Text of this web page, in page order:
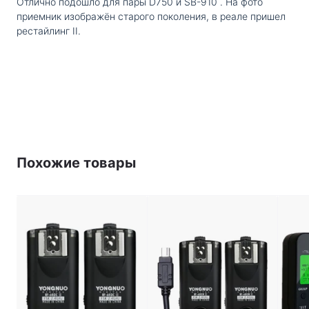
приемник изображён старого поколения, в реале пришел
рестайлинг II.
Похожие товары